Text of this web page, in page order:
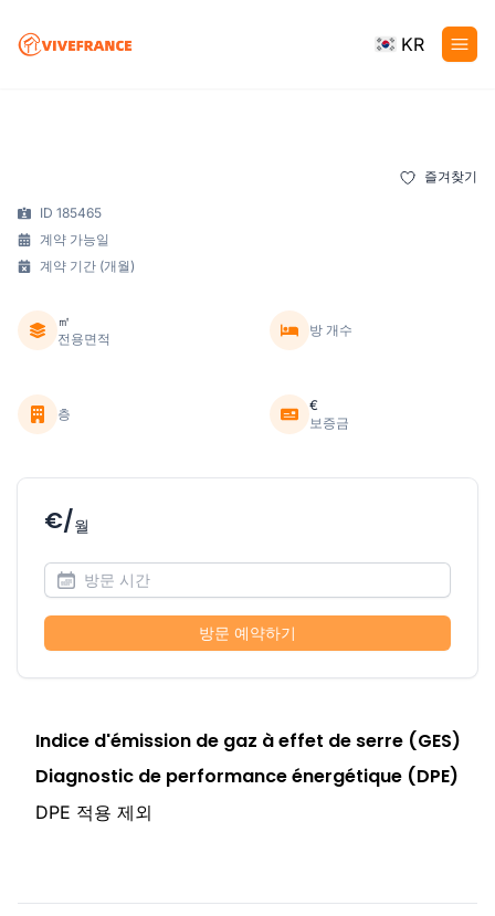
KR
즐겨찾기
ID 185465
계약 가능일
계약 기간 (개월)
㎡
전용면적
방 개수
층
€
보증금
€/월
방문 예약하기
Indice d'émission de gaz à effet de serre (GES)
Diagnostic de performance énergétique (DPE)
DPE 적용 제외